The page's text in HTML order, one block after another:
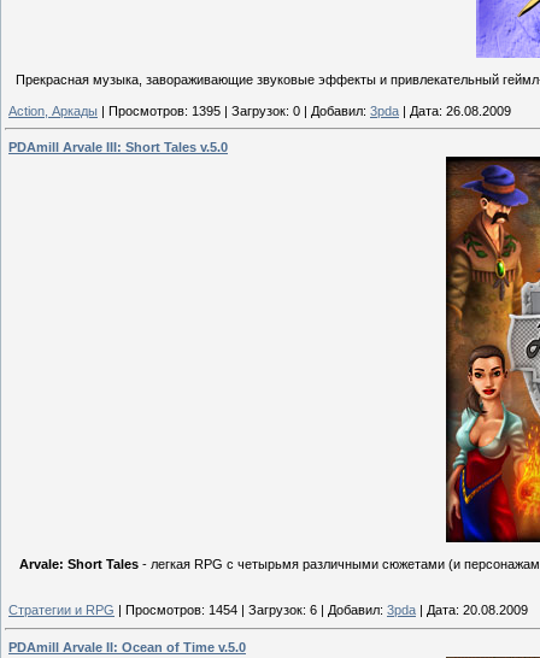
Прекрасная музыка, завораживающие звуковые эффекты и привлекательный
Action, Аркады | Просмотров: 1395 | Загрузок: 0 | Добавил: 3pda | Дата: 26.08.2009
PDAmill Arvale III: Short Tales v.5.0
Arvale: Short Tales - легкая RPG с четырьмя различными сюжетами (и
Стратегии и RPG Просмотров: 1454 Загрузок: 6 Добавил: 3pda Дата: 20.08.2009
PDAmill Arvale II: Ocean of Time v.5.0